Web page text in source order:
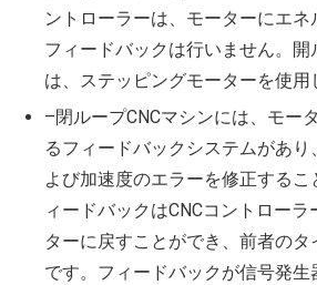
ントローラーは、モーターにエネ
フィードバックは行いません。開
は、ステッピングモーターを使用
–閉ループCNCマシンには、モー
るフィードバックシステムがあ
よび加速度のエラーを修正するこ
ィードバックはCNCコントロー
ターに戻すことができ、前者の
です。フィードバックが信号発生